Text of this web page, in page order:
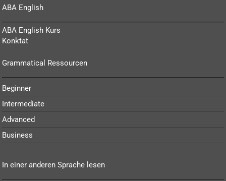
ABA English
ABA English Kurs
Konktat
Grammatical Ressourcen
Beginner
Intermediate
Advanced
Business
In einer anderen Sprache lesen